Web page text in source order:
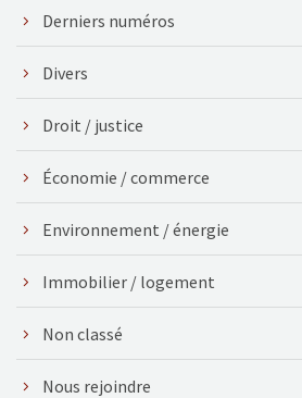
Derniers numéros
Divers
Droit / justice
Économie / commerce
Environnement / énergie
Immobilier / logement
Non classé
Nous rejoindre